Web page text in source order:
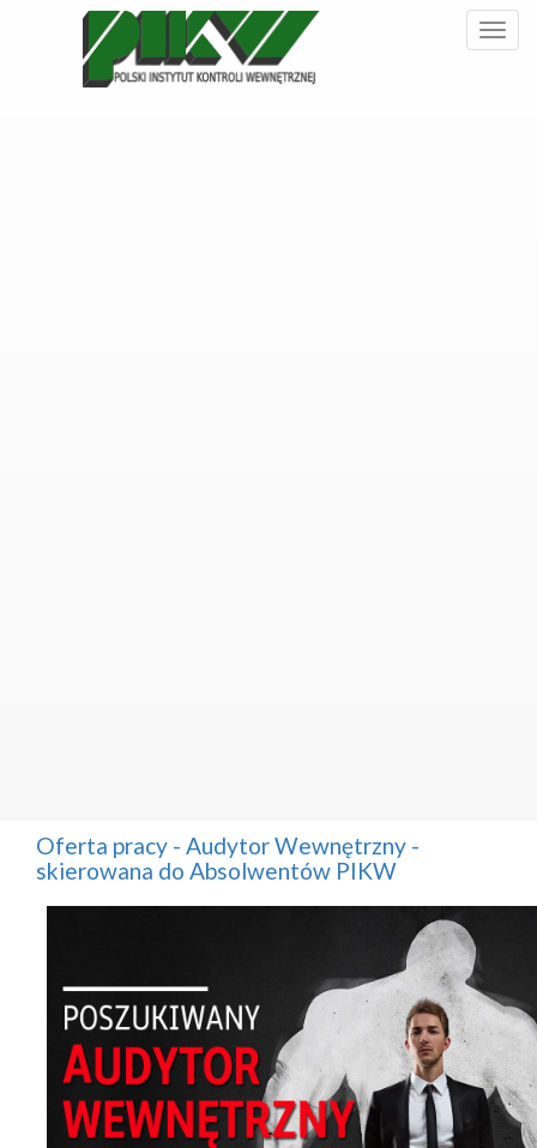
Oferta pracy - Audytor Wewnętrzny -
skierowana do Absolwentów PIKW